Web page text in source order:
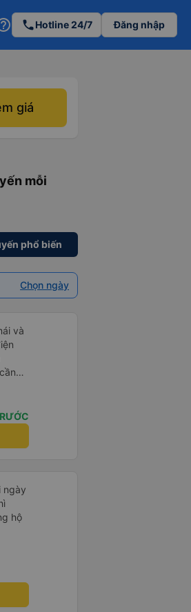
phoneHotline 24/7 Đăng nhập
giá
mỗi
phổ biến
Chọn ngày
và
phí
ngày
hộ